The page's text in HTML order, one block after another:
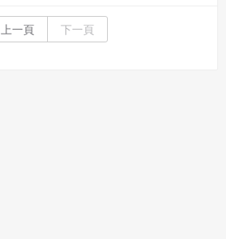
封為唐國公。其後代李淵為隋朝晉陽（在
在隋末民變時出兵入關中以爭奪天下，於
上一頁 下一頁